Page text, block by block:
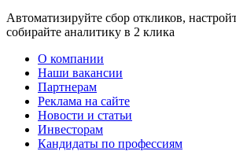
Автоматизируйте сбор откликов,
собирайте аналитику в 2 клика
О компании
Наши вакансии
Партнерам
Реклама на сайте
Новости и статьи
Инвесторам
Кандидаты по профессиям